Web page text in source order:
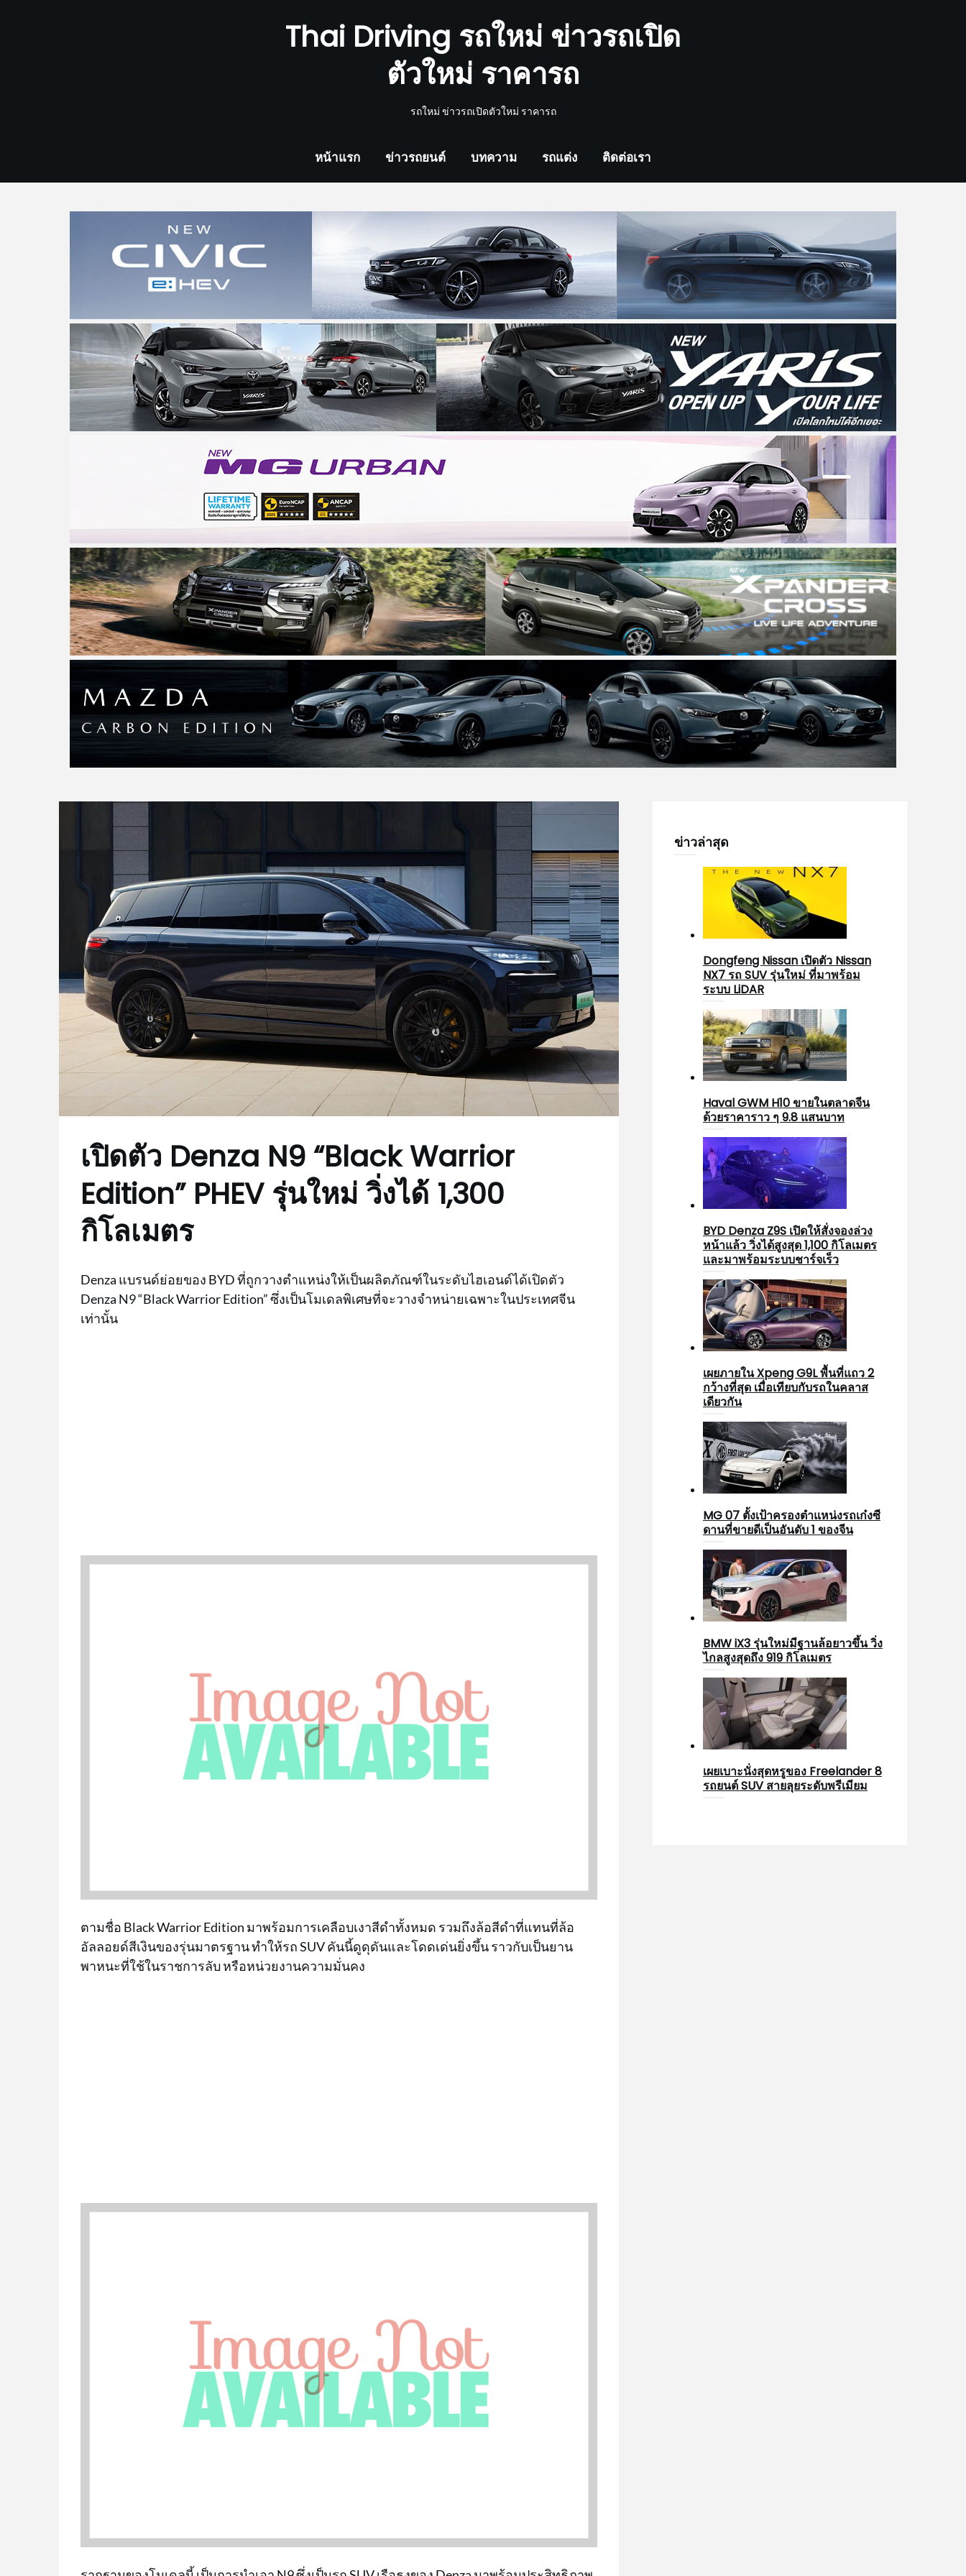
Thai Driving รถใหม่ ข่าวรถเปิด
ตัวใหม่ ราคารถ
รถใหม่ ข่าวรถเปิดตัวใหม่ ราคารถ
หน้าแรก ข่าวรถยนต์ บทความ รถแต่ง ติดต่อเรา
เปิดตัว Denza N9 “Black Warrior
Edition” PHEV รุ่นใหม่ วิ่งได้ 1,300
กิโลเมตร
Denza แบรนด์ย่อยของ BYD ที่ถูกวางตำแหน่งให้เป็นผลิตภัณฑ์ในระดับไฮเอนด์ได้เปิดตัว
Denza N9 “Black Warrior Edition” ซึ่งเป็นโมเดลพิเศษที่จะวางจำหน่ายเฉพาะในประเทศจีน
เท่านั้น
ตามชื่อ Black Warrior Edition มาพร้อมการเคลือบเงาสีดำทั้งหมด รวมถึงล้อสีดำที่แทนที่ล้อ
อัลลอยด์สีเงินของรุ่นมาตรฐาน ทำให้รถ SUV คันนี้ดูดุดันและโดดเด่นยิ่งขึ้น ราวกับเป็นยาน
พาหนะที่ใช้ในราชการลับ หรือหน่วยงานความมั่นคง
ข่าวล่าสุด
Dongfeng Nissan เปิดตัว Nissan
NX7 รถ SUV รุ่นใหม่ ที่มาพร้อม
ระบบ LiDAR
Haval GWM H10 ขายในตลาดจีน
ด้วยราคาราว ๆ 9.8 แสนบาท
BYD Denza Z9S เปิดให้สั่งจองล่วง
หน้าแล้ว วิ่งได้สูงสุด 1,100 กิโลเมตร
และมาพร้อมระบบชาร์จเร็ว
เผยภายใน Xpeng G9L พื้นที่แถว 2
กว้างที่สุด เมื่อเทียบกับรถในคลาส
เดียวกัน
MG 07 ตั้งเป้าครองตำแหน่งรถเก๋งซี
ดานที่ขายดีเป็นอันดับ 1 ของจีน
BMW iX3 รุ่นใหม่มีฐานล้อยาวขึ้น วิ่ง
ไกลสูงสุดถึง 919 กิโลเมตร
เผยเบาะนั่งสุดหรูของ Freelander 8
รถยนต์ SUV สายลุยระดับพรีเมียม